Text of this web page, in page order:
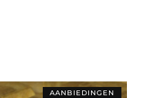
AANBIEDINGEN